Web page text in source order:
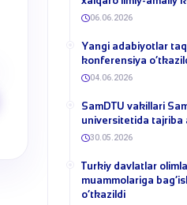
06.06.2026
​Yangi adabiyotlar
konferensiya
04.06.2026
SamDTU vakillari
universitetida tajriba
30.05.2026
​Turkiy davlatlar
muammolariga
o‘tkazildi